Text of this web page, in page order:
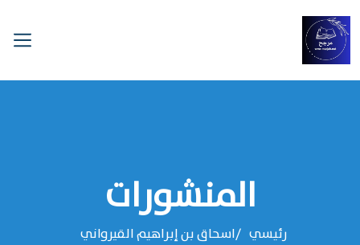
المنشورات
رئيسي ‌‌اسحاق بن إبراهيم القيرواني